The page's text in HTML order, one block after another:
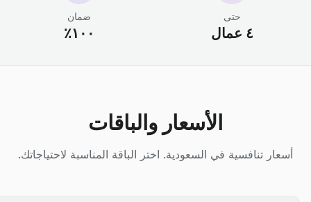
حتى
٤ عمال
ضمان
١٠٠٪
الأسعار والباقات
أسعار تنافسية في السعودية. اختر الباقة المناسبة لاحتياجاتك.